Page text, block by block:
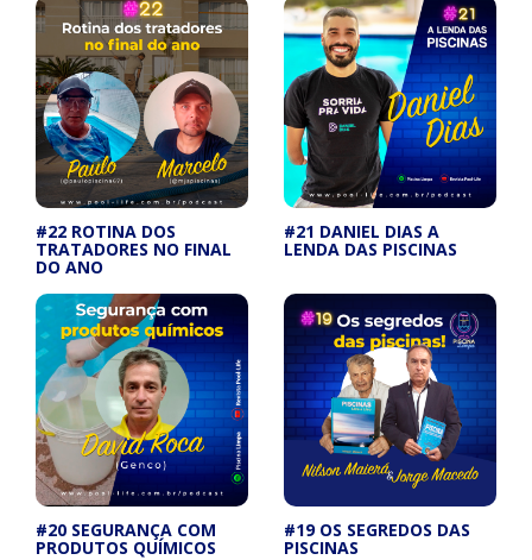
#22 ROTINA DOS
TRATADORES NO FINAL
DO ANO
#21 DANIEL DIAS A
LENDA DAS PISCINAS
#20 SEGURANÇA COM
PRODUTOS QUÍMICOS
#19 OS SEGREDOS DAS
PISCINAS